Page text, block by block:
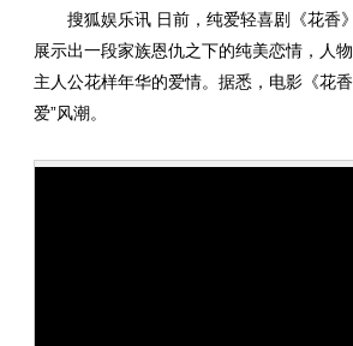
搜狐娱乐讯 日前，纯爱轻喜剧《花香
展示出一段家族恩仇之下的纯美恋情，人
主人公花样年华的爱情。据悉，电影《花
爱”风潮。